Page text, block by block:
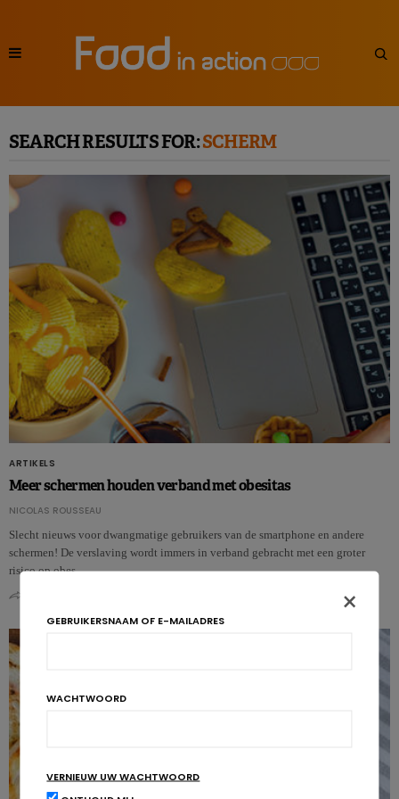
SEARCH RESULTS FOR:SCHERM
ARTIKELS
Meer schermen houden verband met obesitas
NICOLAS ROUSSEAU
Slecht nieuws voor dwangmatige gebruikers van de smartphone en andere
schermen! De verslaving wordt immers in verband gebracht met een groter
risico op obes…
×
GEBRUIKERSNAAM OF E-MAILADRES
WACHTWOORD
VERNIEUW UW WACHTWOORD